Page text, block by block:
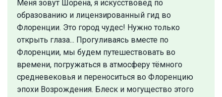
Меня зовут Шорена, я искусствовед по
образованию и лицензированный гид во
Флоренции. Это город чудес! Нужно только
открыть глаза... Прогуливаясь вместе по
Флоренции, мы будем путешествовать во
времени, погружаться в атмосферу тёмного
средневековья и переноситься во Флоренцию
эпохи Возрождения. Блеск и могущество этого